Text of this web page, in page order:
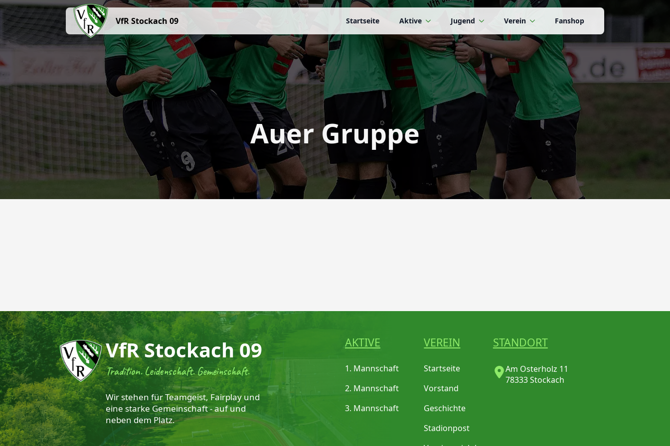
VfR Stockach 09 Startseite Aktive Jugend Verein Fanshop
Auer Gruppe
VfR Stockach 09
Tradition. Leidenschaft. Gemeinschaft.
Wir stehen für Teamgeist, Fairplay und
eine starke Gemeinschaft - auf und
neben dem Platz.
AKTIVE
1. Mannschaft
2. Mannschaft
3. Mannschaft
VEREIN
Startseite
Vorstand
Geschichte
Stadionpost
STANDORT
Am Osterholz 11
78333 Stockach